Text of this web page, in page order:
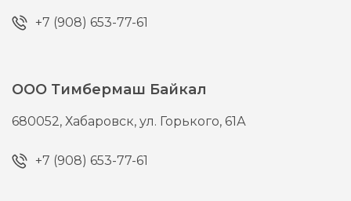
+7 (908) 653-77-61
ООО Тимбермаш Байкал
680052,Хабаровск,ул. Горького, 61А
+7 (908) 653-77-61